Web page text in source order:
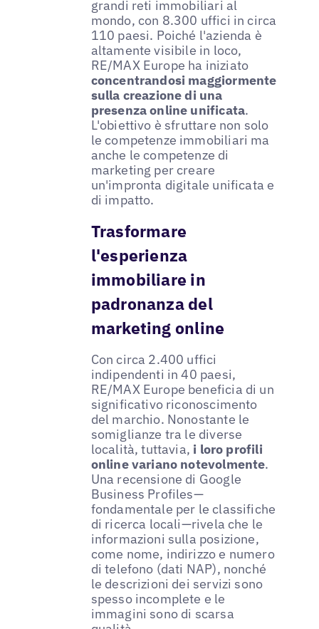
grandi reti immobiliari al
mondo, con 8.300 uffici in circa
110 paesi. Poiché l'azienda è
altamente visibile in loco,
RE/MAX Europe ha iniziato
concentrandosi maggiormente
sulla creazione di una
presenza online unificata.
L'obiettivo è sfruttare non solo
le competenze immobiliari ma
anche le competenze di
marketing per creare
un'impronta digitale unificata e
di impatto.
Trasformare
l'esperienza
immobiliare in
padronanza del
marketing online
Con circa 2.400 uffici
indipendenti in 40 paesi,
RE/MAX Europe beneficia di un
significativo riconoscimento
del marchio. Nonostante le
somiglianze tra le diverse
località, tuttavia, i loro profili
online variano notevolmente.
Una recensione di Google
Business Profiles—
fondamentale per le classifiche
di ricerca locali—rivela che le
informazioni sulla posizione,
come nome, indirizzo e numero
di telefono (dati NAP), nonché
le descrizioni dei servizi sono
spesso incomplete e le
immagini sono di scarsa